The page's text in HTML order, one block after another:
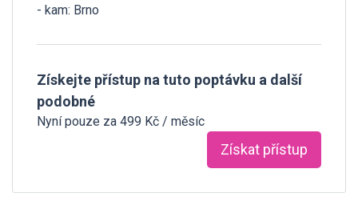
- kam: Brno
Získejte přístup na tuto poptávku a další
podobné
Nyní pouze za 499 Kč / měsíc
Získat přístup